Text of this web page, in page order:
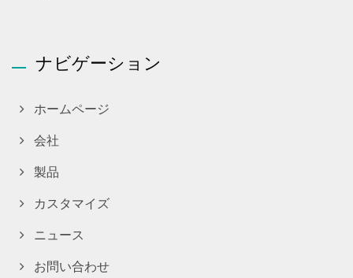
ナビゲーション
ホームページ
会社
製品
カスタマイズ
ニュース
お問い合わせ